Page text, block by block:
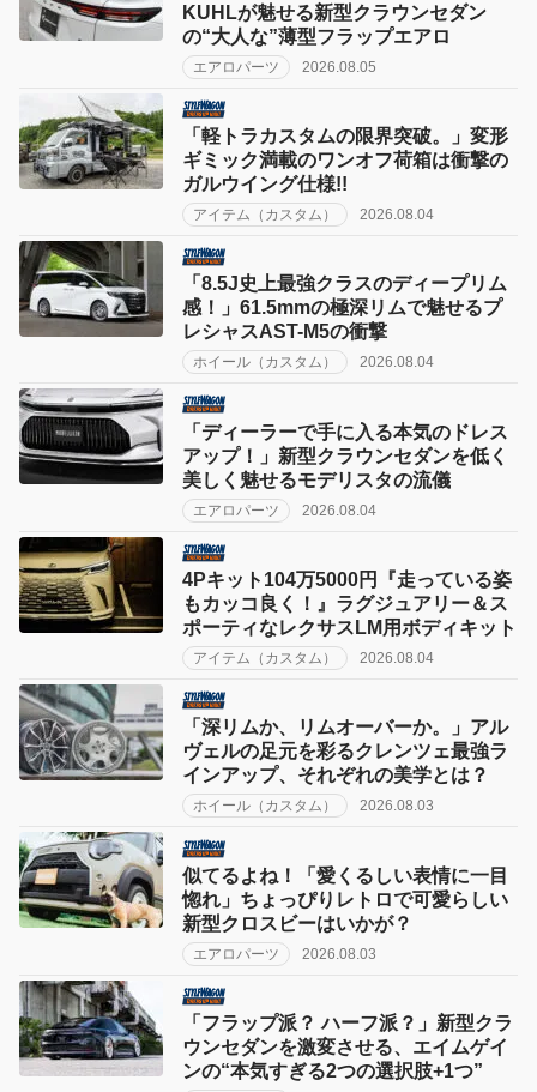
KUHLが魅せる新型クラウンセダン
の“大人な”薄型フラップエアロ
エアロパーツ 2026.08.05
「軽トラカスタムの限界突破。」変形
ギミック満載のワンオフ荷箱は衝撃の
ガルウイング仕様!!
アイテム（カスタム） 2026.08.04
「8.5J史上最強クラスのディープリム
感！」61.5mmの極深リムで魅せるプ
レシャスAST-M5の衝撃
ホイール（カスタム） 2026.08.04
「ディーラーで手に入る本気のドレス
アップ！」新型クラウンセダンを低く
美しく魅せるモデリスタの流儀
エアロパーツ 2026.08.04
4Pキット104万5000円『走っている姿
もカッコ良く！』ラグジュアリー＆ス
ポーティなレクサスLM用ボディキット
アイテム（カスタム） 2026.08.04
「深リムか、リムオーバーか。」アル
ヴェルの足元を彩るクレンツェ最強ラ
インアップ、それぞれの美学とは？
ホイール（カスタム） 2026.08.03
似てるよね！「愛くるしい表情に一目
惚れ」ちょっぴりレトロで可愛らしい
新型クロスビーはいかが？
エアロパーツ 2026.08.03
「フラップ派？ ハーフ派？」新型クラ
ウンセダンを激変させる、エイムゲイ
ンの“本気すぎる2つの選択肢+1つ”